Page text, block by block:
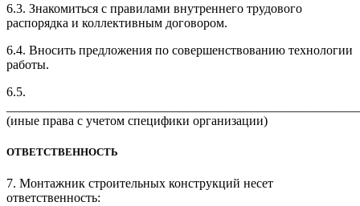
6.3. Знакомиться с правилами внутреннего трудового
распорядка и коллективным договором.
6.4. Вносить предложения по совершенствованию технологии
работы.
6.5.
(иные права с учетом специфики организации)
ОТВЕТСТВЕННОСТЬ
7. Монтажник строительных конструкций несет
ответственность: